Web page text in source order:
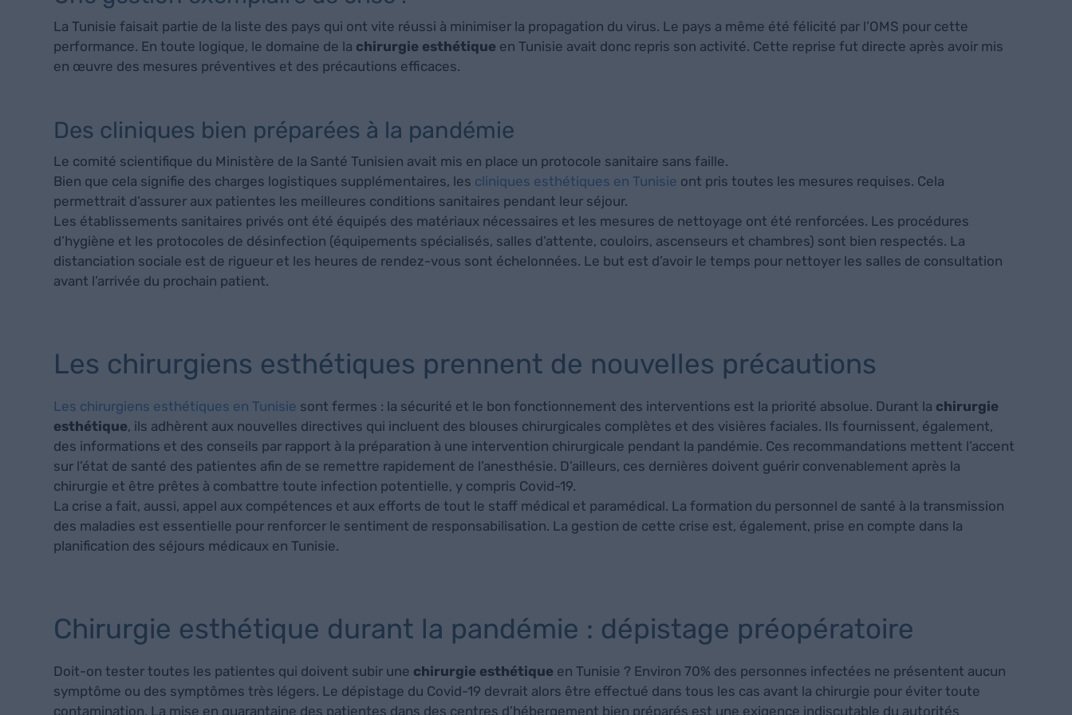
La Tunisie faisait partie de la liste des pays qui ont vite réussi à minimiser la propagation du virus. Le pays a même été félicité par l’OMS pour cette
performance. En toute logique, le domaine de la chirurgie esthétique en Tunisie avait donc repris son activité. Cette reprise fut directe après avoir mis
en œuvre des mesures préventives et des précautions efficaces.
Des cliniques bien préparées à la pandémie
Le comité scientifique du Ministère de la Santé Tunisien avait mis en place un protocole sanitaire sans faille.
Bien que cela signifie des charges logistiques supplémentaires, les cliniques esthétiques en Tunisie ont pris toutes les mesures requises. Cela
permettrait d’assurer aux patientes les meilleures conditions sanitaires pendant leur séjour.
Les établissements sanitaires privés ont été équipés des matériaux nécessaires et les mesures de nettoyage ont été renforcées. Les procédures
d’hygiène et les protocoles de désinfection (équipements spécialisés, salles d’attente, couloirs, ascenseurs et chambres) sont bien respectés. La
distanciation sociale est de rigueur et les heures de rendez-vous sont échelonnées. Le but est d’avoir le temps pour nettoyer les salles de consultation
avant l’arrivée du prochain patient.
Les chirurgiens esthétiques prennent de nouvelles précautions
Les chirurgiens esthétiques en Tunisie sont fermes : la sécurité et le bon fonctionnement des interventions est la priorité absolue. Durant la chirurgie
esthétique, ils adhèrent aux nouvelles directives qui incluent des blouses chirurgicales complètes et des visières faciales. Ils fournissent, également,
des informations et des conseils par rapport à la préparation à une intervention chirurgicale pendant la pandémie. Ces recommandations mettent l’accent
sur l’état de santé des patientes afin de se remettre rapidement de l’anesthésie. D’ailleurs, ces dernières doivent guérir convenablement après la
chirurgie et être prêtes à combattre toute infection potentielle, y compris Covid-19.
La crise a fait, aussi, appel aux compétences et aux efforts de tout le staff médical et paramédical. La formation du personnel de santé à la transmission
des maladies est essentielle pour renforcer le sentiment de responsabilisation. La gestion de cette crise est, également, prise en compte dans la
planification des séjours médicaux en Tunisie.
Chirurgie esthétique durant la pandémie : dépistage préopératoire
Doit-on tester toutes les patientes qui doivent subir une chirurgie esthétique en Tunisie ? Environ 70% des personnes infectées ne présentent aucun
symptôme ou des symptômes très légers. Le dépistage du Covid-19 devrait alors être effectué dans tous les cas avant la chirurgie pour éviter toute
contamination. La mise en quarantaine des patientes dans des centres d’hébergement bien préparés est une exigence indiscutable du autorités